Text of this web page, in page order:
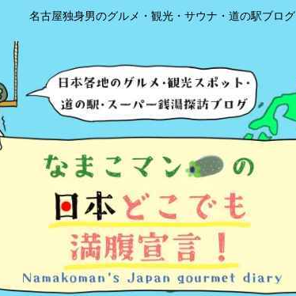
名古屋独身男のグルメ・観光・サウナ・道の駅ブログ